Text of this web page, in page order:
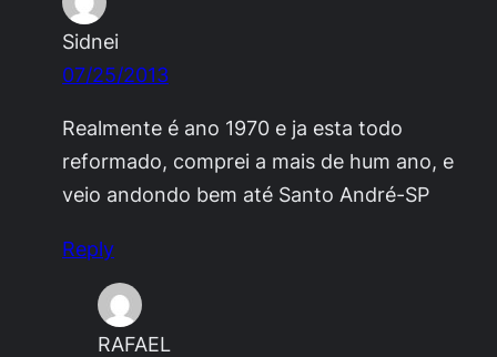
Sidnei
07/25/2013
Realmente é ano 1970 e ja esta todo
reformado, comprei a mais de hum ano, e
veio andondo bem até Santo André-SP
Reply
RAFAEL